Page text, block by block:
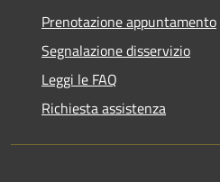
Prenotazione appuntamento
Segnalazione disservizio
Leggi le FAQ
Richiesta assistenza